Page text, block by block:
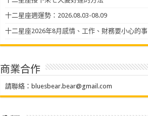
十二星座週運勢：2026.08.03-08.09
十二星座2026年8月感情、工作、財務要小心的事
商業合作
請聯絡： bluesbear.bear@gmail.com